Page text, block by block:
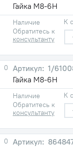
Гайка М8-6Н
Наличие
Обратитесь к
консультанту
К
0
1/
Гайка М8-6Н
Наличие
Обратитесь к
консультанту
К
0